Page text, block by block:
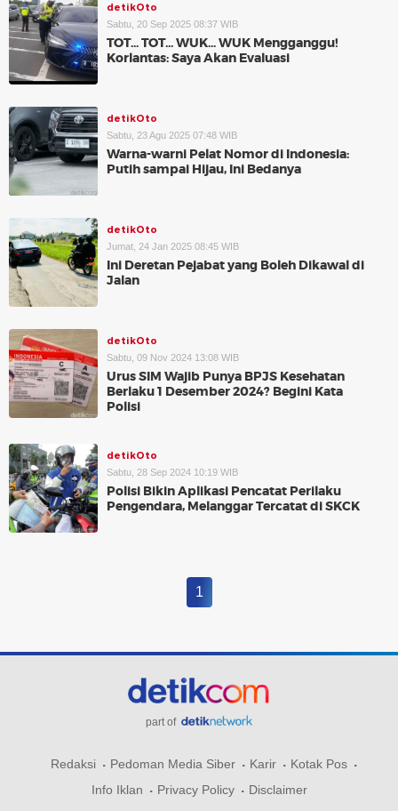
detikOto
Sabtu, 20 Sep 2025 08:37 WIB
TOT... TOT... WUK... WUK Mengganggu!
Korlantas: Saya Akan Evaluasi
detikOto
Sabtu, 23 Agu 2025 07:48 WIB
Warna-warni Pelat Nomor di Indonesia:
Putih sampai Hijau, Ini Bedanya
detikOto
Jumat, 24 Jan 2025 08:45 WIB
Ini Deretan Pejabat yang Boleh Dikawal di
Jalan
detikOto
Sabtu, 09 Nov 2024 13:08 WIB
Urus SIM Wajib Punya BPJS Kesehatan
Berlaku 1 Desember 2024? Begini Kata
Polisi
detikOto
Sabtu, 28 Sep 2024 10:19 WIB
Polisi Bikin Aplikasi Pencatat Perilaku
Pengendara, Melanggar Tercatat di SKCK
1
part of
Redaksi Pedoman Media Siber Karir
Kotak Pos
Info Iklan
Privacy Policy Disclaimer